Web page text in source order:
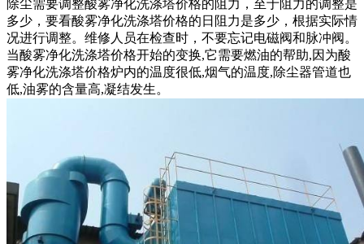
除尘需要调整酸雾净化洗涤塔价格的阻力，至于阻力的调整是
多少，要看酸雾净化洗涤塔价格的日阻力是多少，根据实际情
况进行调整。维修人员在检查时，不要忘记电磁阀和脉冲阀。
当酸雾净化洗涤塔价格开始的变换,它需要燃油的帮助,因为酸
雾净化洗涤塔价格炉内的温度很低,烟气的温度,除尘器管道也
低,油雾的含量高,凝结发生。